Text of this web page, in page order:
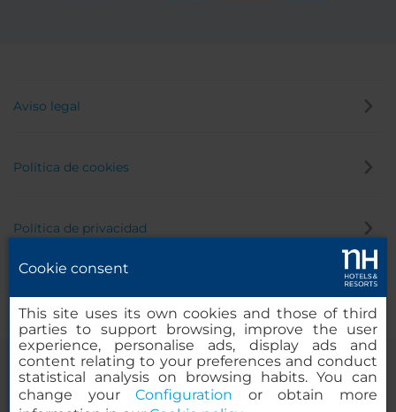
Aviso legal
Política de cookies
Política de privacidad
Cookie consent
This site uses its own cookies and those of third
parties to support browsing, improve the user
experience, personalise ads, display ads and
content relating to your preferences and conduct
statistical analysis on browsing habits. You can
change yourConfiguration or obtain more